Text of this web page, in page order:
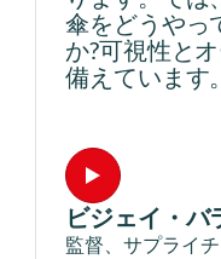
傘をどうやっ
か?可視性と
備えています
ビジェイ・バ
監督、サプライ